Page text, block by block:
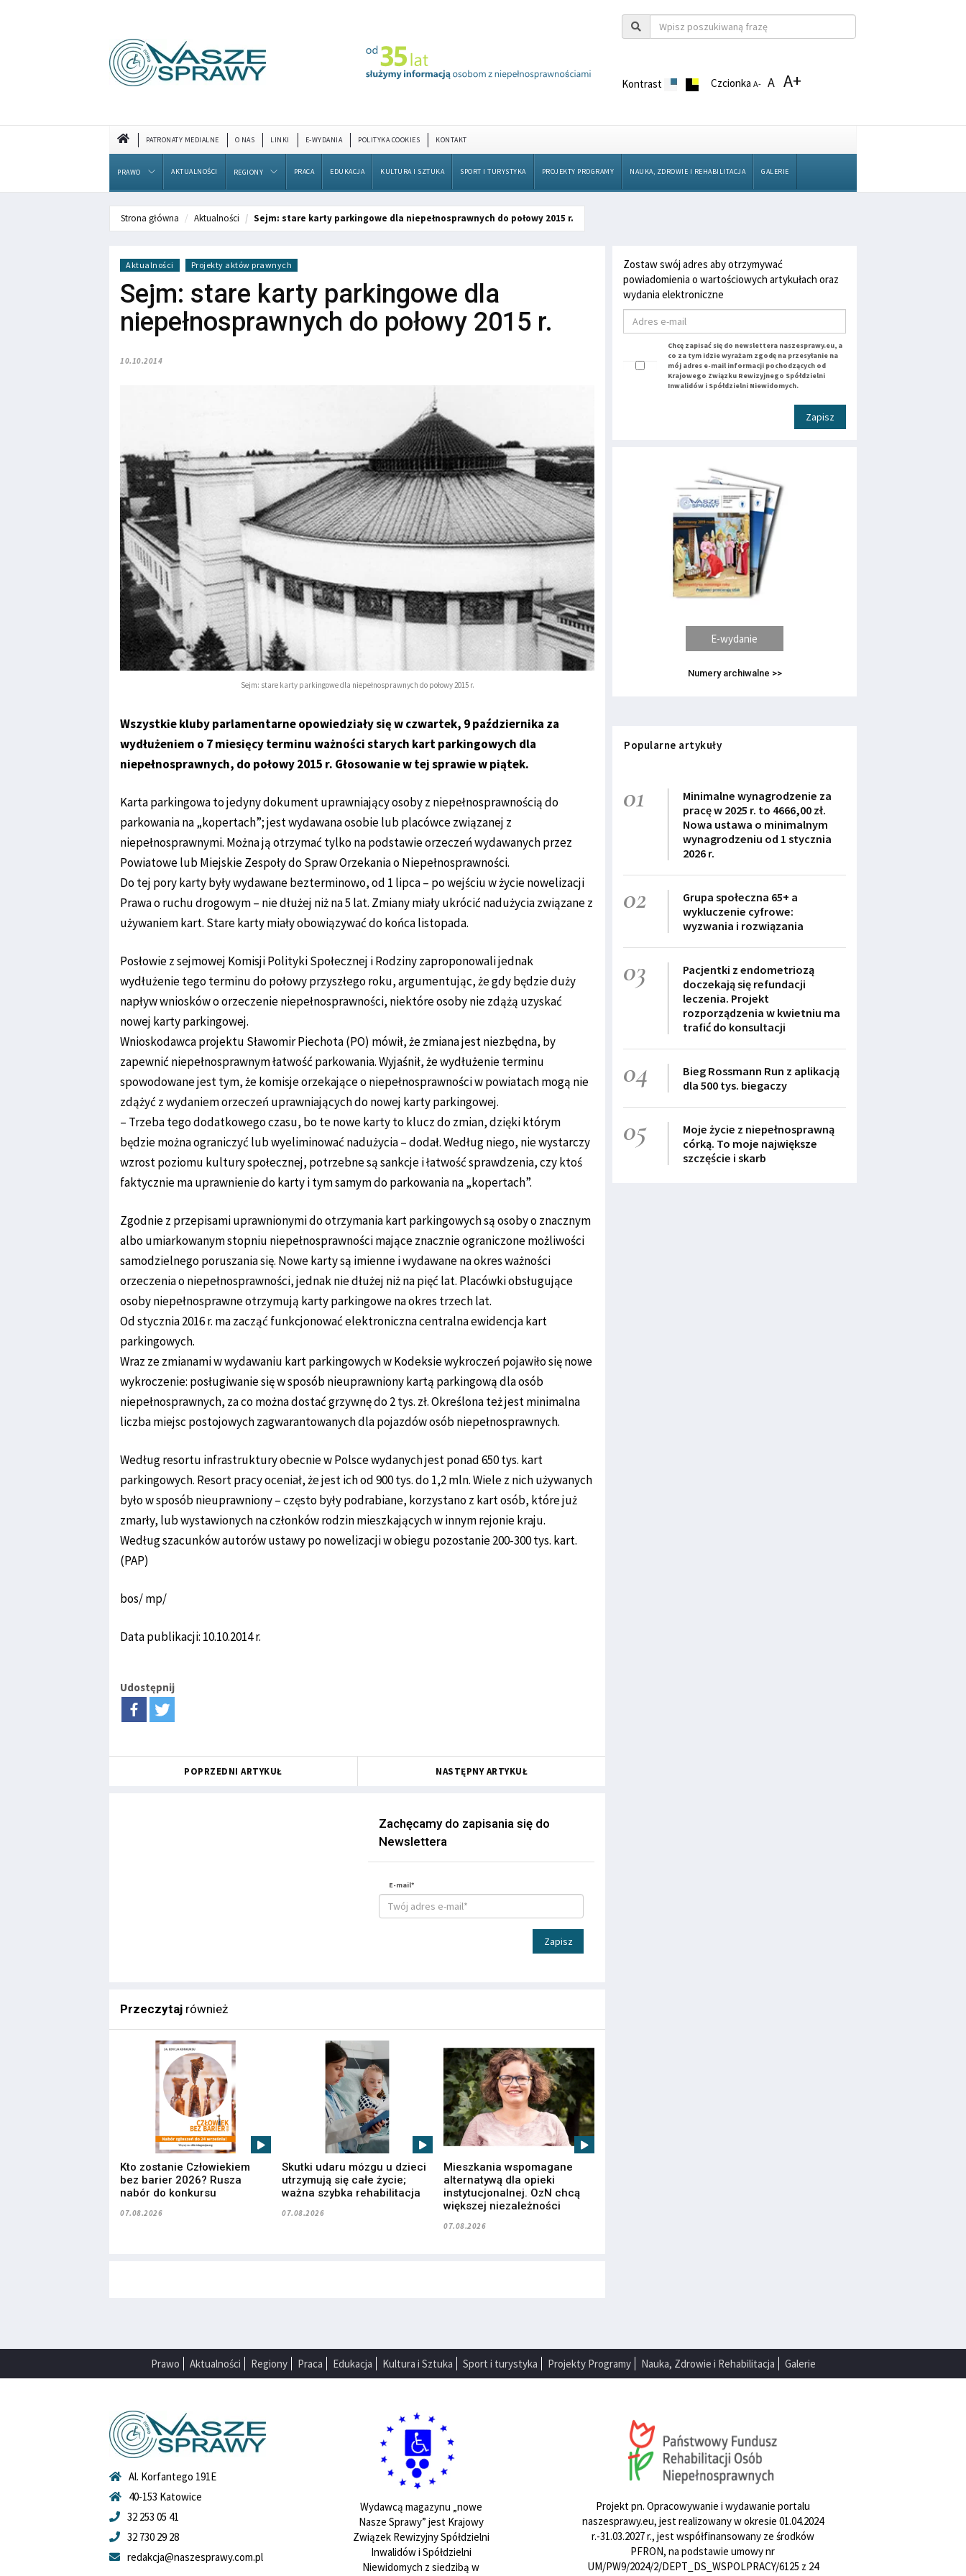
Kontrast CzcionkaA- A A+
PATRONATY MEDIALNE O NAS LINKI E-WYDANIA POLITYKA COOKIES KONTAKT
PRAWO AKTUALNOŚCI REGIONY PRACA EDUKACJA KULTURA I SZTUKA SPORT I TURYSTYKA PROJEKTY PROGRAMY NAUKA, ZDROWIE I REHABILITACJA GALERIE
Strona główna Aktualności Sejm: stare karty parkingowe dla niepełnosprawnych do połowy 2015 r.
Aktualności Projekty aktów prawnych
Sejm: stare karty parkingowe dla
niepełnosprawnych do połowy 2015 r.
10.10.2014
Sejm: stare karty parkingowe dla niepełnosprawnych do połowy 2015 r.
Wszystkie kluby parlamentarne opowiedziały się w czwartek, 9 października za
wydłużeniem o 7 miesięcy terminu ważności starych kart parkingowych dla
niepełnosprawnych, do połowy 2015 r. Głosowanie w tej sprawie w piątek.
Karta parkingowa to jedyny dokument uprawniający osoby z niepełnosprawnością do
parkowania na „kopertach”; jest wydawana osobie lub placówce związanej z
niepełnosprawnymi. Można ją otrzymać tylko na podstawie orzeczeń wydawanych przez
Powiatowe lub Miejskie Zespoły do Spraw Orzekania o Niepełnosprawności.
Do tej pory karty były wydawane bezterminowo, od 1 lipca – po wejściu w życie nowelizacji
Prawa o ruchu drogowym – nie dłużej niż na 5 lat. Zmiany miały ukrócić nadużycia związane z
używaniem kart. Stare karty miały obowiązywać do końca listopada.
Posłowie z sejmowej Komisji Polityki Społecznej i Rodziny zaproponowali jednak
wydłużenie tego terminu do połowy przyszłego roku, argumentując, że gdy będzie duży
napływ wniosków o orzeczenie niepełnosprawności, niektóre osoby nie zdążą uzyskać
nowej karty parkingowej.
Wnioskodawca projektu Sławomir Piechota (PO) mówił, że zmiana jest niezbędna, by
zapewnić niepełnosprawnym łatwość parkowania. Wyjaśnił, że wydłużenie terminu
spowodowane jest tym, że komisje orzekające o niepełnosprawności w powiatach mogą nie
zdążyć z wydaniem orzeczeń uprawniających do nowej karty parkingowej.
– Trzeba tego dodatkowego czasu, bo te nowe karty to klucz do zmian, dzięki którym
będzie można ograniczyć lub wyeliminować nadużycia – dodał. Według niego, nie wystarczy
wzrost poziomu kultury społecznej, potrzebne są sankcje i łatwość sprawdzenia, czy ktoś
faktycznie ma uprawnienie do karty i tym samym do parkowania na „kopertach”.
Zgodnie z przepisami uprawnionymi do otrzymania kart parkingowych są osoby o znacznym
albo umiarkowanym stopniu niepełnosprawności mające znacznie ograniczone możliwości
samodzielnego poruszania się. Nowe karty są imienne i wydawane na okres ważności
orzeczenia o niepełnosprawności, jednak nie dłużej niż na pięć lat. Placówki obsługujące
osoby niepełnosprawne otrzymują karty parkingowe na okres trzech lat.
Od stycznia 2016 r. ma zacząć funkcjonować elektroniczna centralna ewidencja kart
parkingowych.
Wraz ze zmianami w wydawaniu kart parkingowych w Kodeksie wykroczeń pojawiło się nowe
wykroczenie: posługiwanie się w sposób nieuprawniony kartą parkingową dla osób
niepełnosprawnych, za co można dostać grzywnę do 2 tys. zł. Określona też jest minimalna
liczba miejsc postojowych zagwarantowanych dla pojazdów osób niepełnosprawnych.
Według resortu infrastruktury obecnie w Polsce wydanych jest ponad 650 tys. kart
parkingowych. Resort pracy oceniał, że jest ich od 900 tys. do 1,2 mln. Wiele z nich używanych
było w sposób nieuprawniony – często były podrabiane, korzystano z kart osób, które już
zmarły, lub wystawionych na członków rodzin mieszkających w innym rejonie kraju.
Według szacunków autorów ustawy po nowelizacji w obiegu pozostanie 200-300 tys. kart.
(PAP)
bos/ mp/
Data publikacji: 10.10.2014 r.
Udostępnij
POPRZEDNI ARTYKUŁ NASTĘPNY ARTYKUŁ
Zachęcamy do zapisania się do
Newslettera
E-mail*
Zapisz
Przeczytaj również
Kto zostanie Człowiekiem
bez barier 2026? Rusza
nabór do konkursu
07.08.2026
Skutki udaru mózgu u dzieci
utrzymują się całe życie;
ważna szybka rehabilitacja
07.08.2026
Mieszkania wspomagane
alternatywą dla opieki
instytucjonalnej. OzN chcą
większej niezależności
07.08.2026
Zostaw swój adres aby otrzymywać
powiadomienia o wartościowych artykułach oraz
wydania elektroniczne
Chcę zapisać się do newslettera naszesprawy.eu, a
co za tym idzie wyrażam zgodę na przesyłanie na
mój adres e-mail informacji pochodzących od
Krajowego Związku Rewizyjnego Spółdzielni
Inwalidów i Spółdzielni Niewidomych.
Zapisz
E-wydanie
Numery archiwalne >>
Popularne artykuły
01
Minimalne wynagrodzenie za
pracę w 2025 r. to 4666,00 zł.
Nowa ustawa o minimalnym
wynagrodzeniu od 1 stycznia
2026 r.
02
Grupa społeczna 65+ a
wykluczenie cyfrowe:
wyzwania i rozwiązania
03
Pacjentki z endometriozą
doczekają się refundacji
leczenia. Projekt
rozporządzenia w kwietniu ma
trafić do konsultacji
04
Bieg Rossmann Run z aplikacją
dla 500 tys. biegaczy
05
Moje życie z niepełnosprawną
córką. To moje największe
szczęście i skarb
Prawo Aktualności Regiony Praca Edukacja Kultura i Sztuka Sport i turystyka Projekty Programy Nauka, Zdrowie i Rehabilitacja Galerie
Al. Korfantego 191E
40-153 Katowice
32 253 05 41
32 730 29 28
redakcja@naszesprawy.com.pl
Wydawcą magazynu „nowe
Nasze Sprawy” jest Krajowy
Związek Rewizyjny Spółdzielni
Inwalidów i Spółdzielni
Niewidomych z siedzibą w
Projekt pn. Opracowywanie i wydawanie portalu
naszesprawy.eu, jest realizowany w okresie 01.04.2024
r.-31.03.2027 r., jest współfinansowany ze środków
PFRON, na podstawie umowy nr
UM/PW9/2024/2/DEPT_DS_WSPOLPRACY/6125 z 24